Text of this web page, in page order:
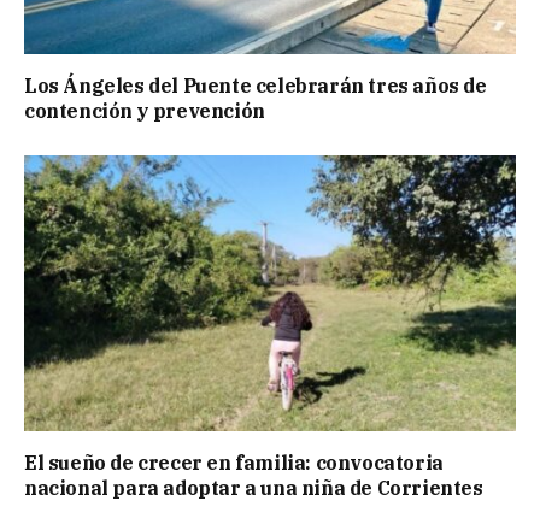
Los Ángeles del Puente celebrarán tres años de
contención y prevención
El sueño de crecer en familia: convocatoria
nacional para adoptar a una niña de Corrientes